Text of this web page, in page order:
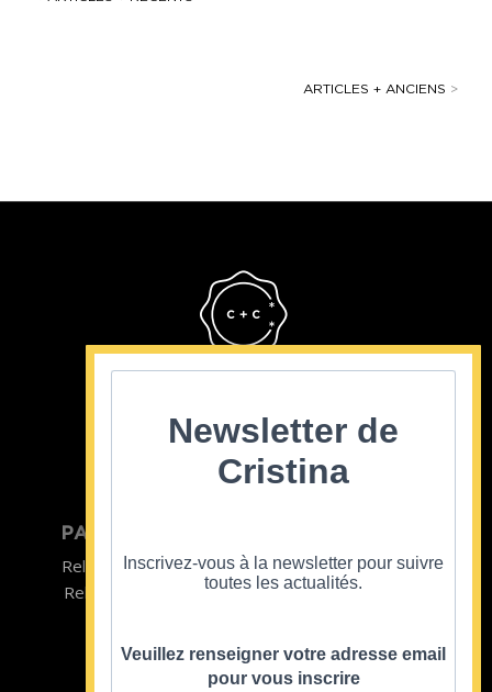
ARTICLES + ANCIENS >
PARTICULIER
Relooking homme
Relooking femme
Team Building
Formations
Newsletter de
Cristina
Inscrivez-vous à la newsletter pour suivre
toutes les actualités.
Veuillez renseigner votre adresse email
pour vous inscrire